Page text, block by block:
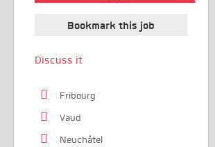
Bookmark this job
Discuss it
Fribourg
Vaud
Neuchâtel